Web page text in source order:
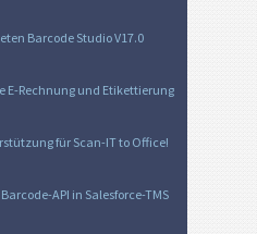
Barcode Studio V17.0
E-Rechnung und Etikettierung
für Scan-IT to Office!
API in Salesforce-TMS